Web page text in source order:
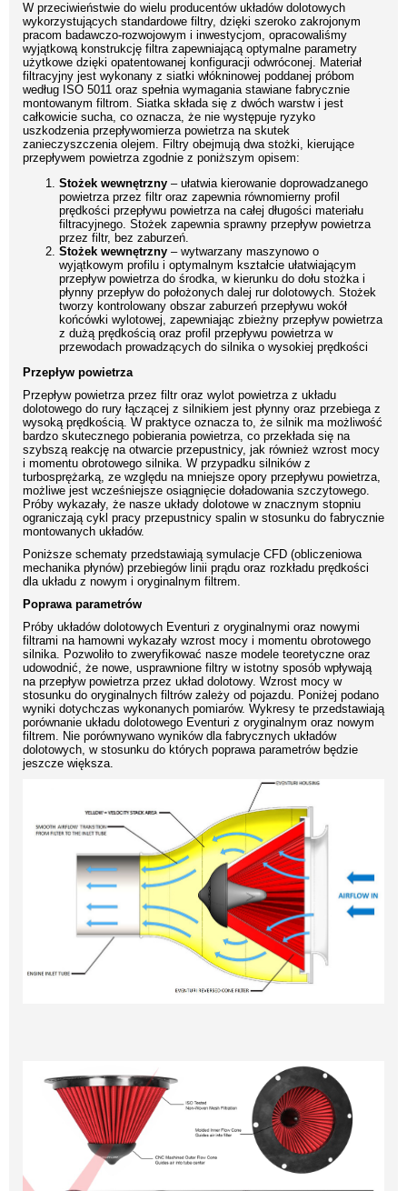
W przeciwieństwie do wielu producentów układów dolotowych
wykorzystujących standardowe filtry, dzięki szeroko zakrojonym
pracom badawczo-rozwojowym i inwestycjom, opracowaliśmy
wyjątkową konstrukcję filtra zapewniającą optymalne parametry
użytkowe dzięki opatentowanej konfiguracji odwróconej. Materiał
filtracyjny jest wykonany z siatki włókninowej poddanej próbom
według ISO 5011 oraz spełnia wymagania stawiane fabrycznie
montowanym filtrom. Siatka składa się z dwóch warstw i jest
całkowicie sucha, co oznacza, że nie występuje ryzyko
uszkodzenia przepływomierza powietrza na skutek
zanieczyszczenia olejem. Filtry obejmują dwa stożki, kierujące
przepływem powietrza zgodnie z poniższym opisem:
Stożek wewnętrzny – ułatwia kierowanie doprowadzanego
powietrza przez filtr oraz zapewnia równomierny profil
prędkości przepływu powietrza na całej długości materiału
filtracyjnego. Stożek zapewnia sprawny przepływ powietrza
przez filtr, bez zaburzeń.
Stożek wewnętrzny – wytwarzany maszynowo o
wyjątkowym profilu i optymalnym kształcie ułatwiającym
przepływ powietrza do środka, w kierunku do dołu stożka i
płynny przepływ do położonych dalej rur dolotowych. Stożek
tworzy kontrolowany obszar zaburzeń przepływu wokół
końcówki wylotowej, zapewniając zbieżny przepływ powietrza
z dużą prędkością oraz profil przepływu powietrza w
przewodach prowadzących do silnika o wysokiej prędkości
Przepływ powietrza
Przepływ powietrza przez filtr oraz wylot powietrza z układu
dolotowego do rury łączącej z silnikiem jest płynny oraz przebiega z
wysoką prędkością. W praktyce oznacza to, że silnik ma możliwość
bardzo skutecznego pobierania powietrza, co przekłada się na
szybszą reakcję na otwarcie przepustnicy, jak również wzrost mocy
i momentu obrotowego silnika. W przypadku silników z
turbosprężarką, ze względu na mniejsze opory przepływu powietrza,
możliwe jest wcześniejsze osiągnięcie doładowania szczytowego.
Próby wykazały, że nasze układy dolotowe w znacznym stopniu
ograniczają cykl pracy przepustnicy spalin w stosunku do fabrycznie
montowanych układów.
Poniższe schematy przedstawiają symulacje CFD (obliczeniowa
mechanika płynów) przebiegów linii prądu oraz rozkładu prędkości
dla układu z nowym i oryginalnym filtrem.
Poprawa parametrów
Próby układów dolotowych Eventuri z oryginalnymi oraz nowymi
filtrami na hamowni wykazały wzrost mocy i momentu obrotowego
silnika. Pozwoliło to zweryfikować nasze modele teoretyczne oraz
udowodnić, że nowe, usprawnione filtry w istotny sposób wpływają
na przepływ powietrza przez układ dolotowy. Wzrost mocy w
stosunku do oryginalnych filtrów zależy od pojazdu. Poniżej podano
wyniki dotychczas wykonanych pomiarów. Wykresy te przedstawiają
porównanie układu dolotowego Eventuri z oryginalnym oraz nowym
filtrem. Nie porównywano wyników dla fabrycznych układów
dolotowych, w stosunku do których poprawa parametrów będzie
jeszcze większa.